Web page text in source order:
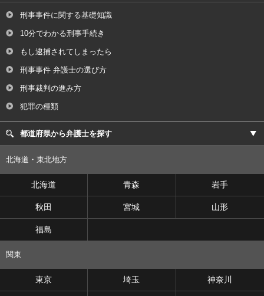
刑事事件に関する基礎知識
10分でわかる刑事手続き
もし逮捕されてしまったら
刑事事件 弁護士の選び方
刑事裁判の進み方
犯罪の種類
都道府県から弁護士を探す
北海道・東北地方
北海道 青森 岩手
秋田 宮城 山形
福島
関東
東京 埼玉 神奈川